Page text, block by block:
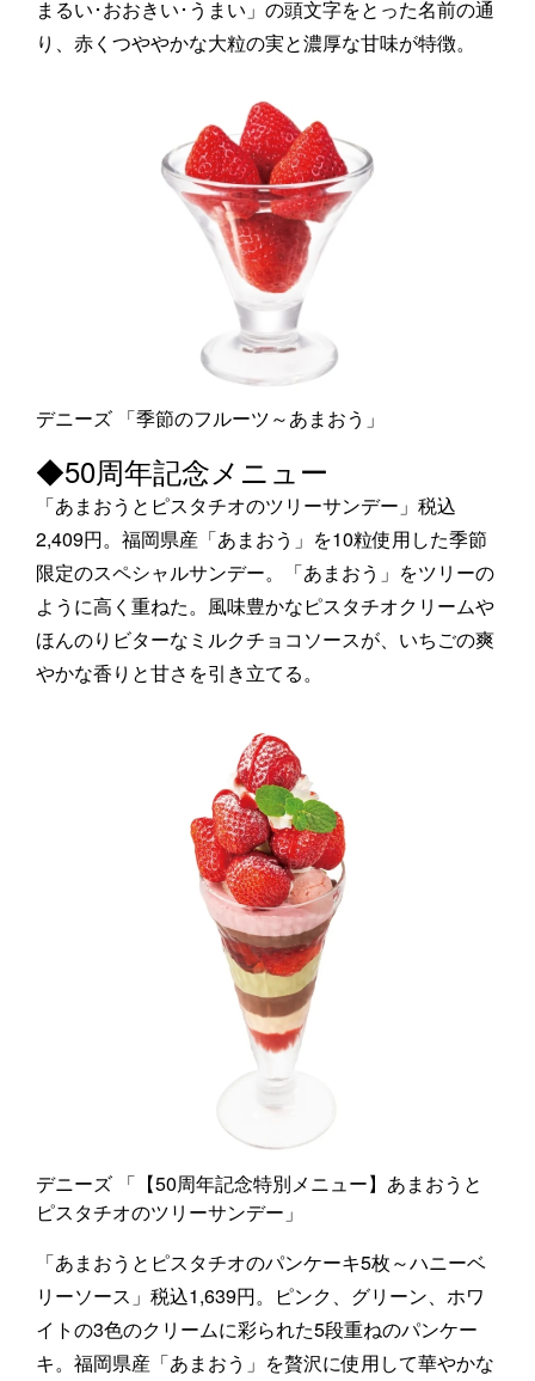
まるい･おおきい･うまい」の頭文字をとった名前の通
り、赤くつややかな大粒の実と濃厚な甘味が特徴。
デニーズ 「季節のフルーツ～あまおう」
◆50周年記念メニュー
「あまおうとピスタチオのツリーサンデー」税込
2,409円。福岡県産「あまおう」を10粒使用した季節
限定のスペシャルサンデー。「あまおう」をツリーの
ように高く重ねた。風味豊かなピスタチオクリームや
ほんのりビターなミルクチョコソースが、いちごの爽
やかな香りと甘さを引き立てる。
デニーズ 「【50周年記念特別メニュー】あまおうと
ピスタチオのツリーサンデー」
「あまおうとピスタチオのパンケーキ5枚～ハニーベ
リーソース」税込1,639円。ピンク、グリーン、ホワ
イトの3色のクリームに彩られた5段重ねのパンケー
キ。福岡県産「あまおう」を贅沢に使用して華やかな